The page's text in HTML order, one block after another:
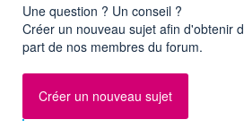
17h46
Une question ? Un conseil ?
Créer un nouveau sujet afin d'obtenir
part de nos membres du forum.
Créer un nouveau sujet